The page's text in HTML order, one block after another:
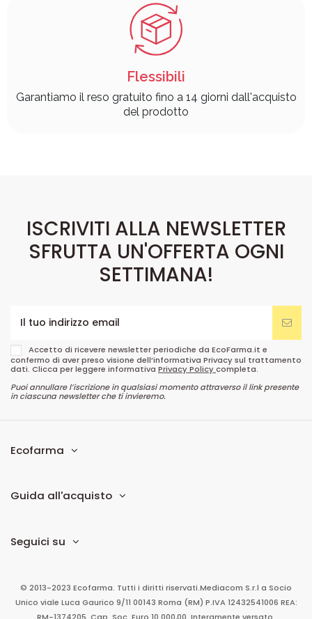
Flessibili
Garantiamo il reso gratuito fino a 14 giorni dall'acquisto
del prodotto
ISCRIVITI ALLA NEWSLETTER
SFRUTTA UN'OFFERTA OGNI
SETTIMANA!
Accetto di ricevere newsletter periodiche da EcoFarma.it e
confermo di aver preso visione dell’informativa Privacy sul trattamento
dati. Clicca per leggere informativa Privacy Policycompleta.
Puoi annullare l’iscrizione in qualsiasi momento attraverso il link presente
in ciascuna newsletter che ti invieremo.
Ecofarma
Guida all'acquisto
Seguici su
© 2013-2023 Ecofarma. Tutti i diritti riservati.Mediacom S.r.l a Socio
Unico viale Luca Gaurico 9/11 00143 Roma (RM) P.IVA 12432541006 REA: